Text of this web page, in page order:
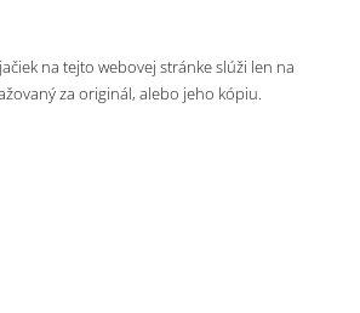
na tejto webovej stránke slúži len na
za originál, alebo jeho kópiu.